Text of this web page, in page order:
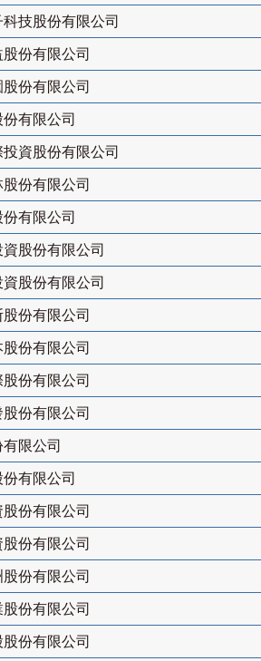
技股份有限公司
份有限公司
份有限公司
有限公司
資股份有限公司
份有限公司
有限公司
股份有限公司
股份有限公司
份有限公司
份有限公司
份有限公司
份有限公司
限公司
有限公司
份有限公司
份有限公司
份有限公司
份有限公司
份有限公司